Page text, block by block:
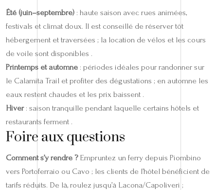
Été (juin–septembre) : haute saison avec rues animées,
festivals et climat doux. Il est conseillé de réserver tôt
hébergement et traversées ; la location de vélos et les cours
de voile sont disponibles .
Printemps et automne : périodes idéales pour randonner sur
le Calamita Trail et profiter des dégustations ; en automne les
eaux restent chaudes et les prix baissent .
Hiver: saison tranquille pendant laquelle certains hôtels et
restaurants ferment .
Foire aux questions
Comment s’y rendre ?Empruntez un ferry depuis Piombino
vers Portoferraio ou Cavo ; les clients de l’hôtel bénéficient de
tarifs réduits. De là, roulez jusqu’à Lacona/Capoliveri ;